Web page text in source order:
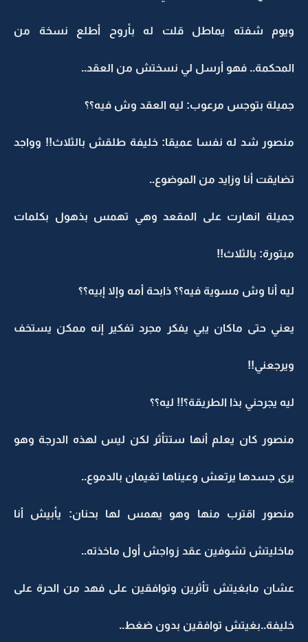
ويوم شفته يماطل قلت له بأروح أطلع نسخة من
المحكمة.. فهو أرسل لي نسختش من العقد..
جميلة بتوجس مرعوب: ليه العقد وش فيه؟؟
منصور شد له نفسا عميقا: خليفة طلقش بالثلاث!! وواجد
تضايقت أنا وزايد من الموضوع..
جميلة انهارت على المقعد وهي تهمس بذهول بكلمات
مبتورة: بالثلاث!!
ليه أنا وش مسوية فيه؟؟ ذابحة أمه وإلا إبيه؟؟
يعني حتى ماكان يبي يفكر مجرد تفكير إنه ممكن يستخف
ويرجعني!!
ليه يجرحني بذا الطريقة؟!! ليه؟؟
منصور كان يعلم أنها ستتأثر لكن ليس لهذه الدرجة وهو
يرى جسدها يرتعش وعيناها تغيمان بالدموع..
منصور اقترب منها وهو يهمس لها بحنان: يأبيش أنا
ماخليتش تشوفين عقد زواجش أول ماخذته..
عشان مابغيتش تأثرين وتوافقين على فهد من الحرة على
خليفة..بغيتش توافقين بدون ضغط..